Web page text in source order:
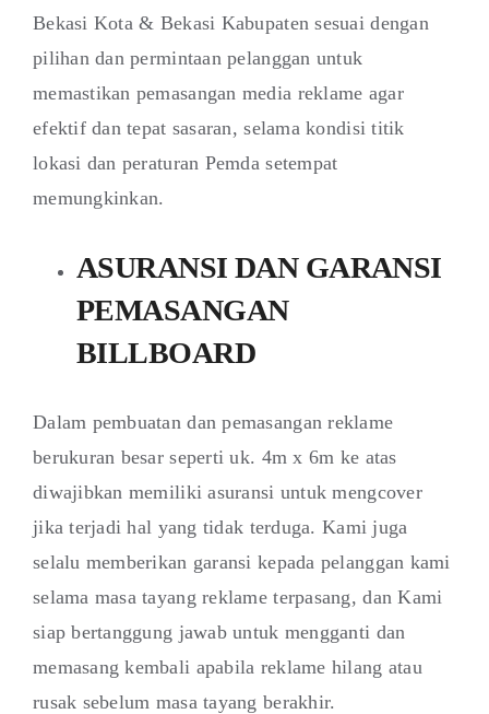
Bekasi Kota & Bekasi Kabupaten sesuai dengan
pilihan dan permintaan pelanggan untuk
memastikan pemasangan media reklame agar
efektif dan tepat sasaran, selama kondisi titik
lokasi dan peraturan Pemda setempat
memungkinkan.
ASURANSI DAN GARANSI
PEMASANGAN
BILLBOARD
Dalam pembuatan dan pemasangan reklame
berukuran besar seperti uk. 4m x 6m ke atas
diwajibkan memiliki asuransi untuk mengcover
jika terjadi hal yang tidak terduga. Kami juga
selalu memberikan garansi kepada pelanggan kami
selama masa tayang reklame terpasang, dan Kami
siap bertanggung jawab untuk mengganti dan
memasang kembali apabila reklame hilang atau
rusak sebelum masa tayang berakhir.